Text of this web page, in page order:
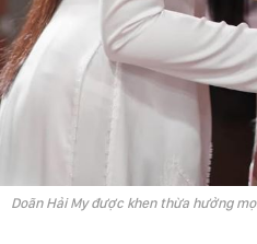
Doãn Hải My được khen thừa hưởng